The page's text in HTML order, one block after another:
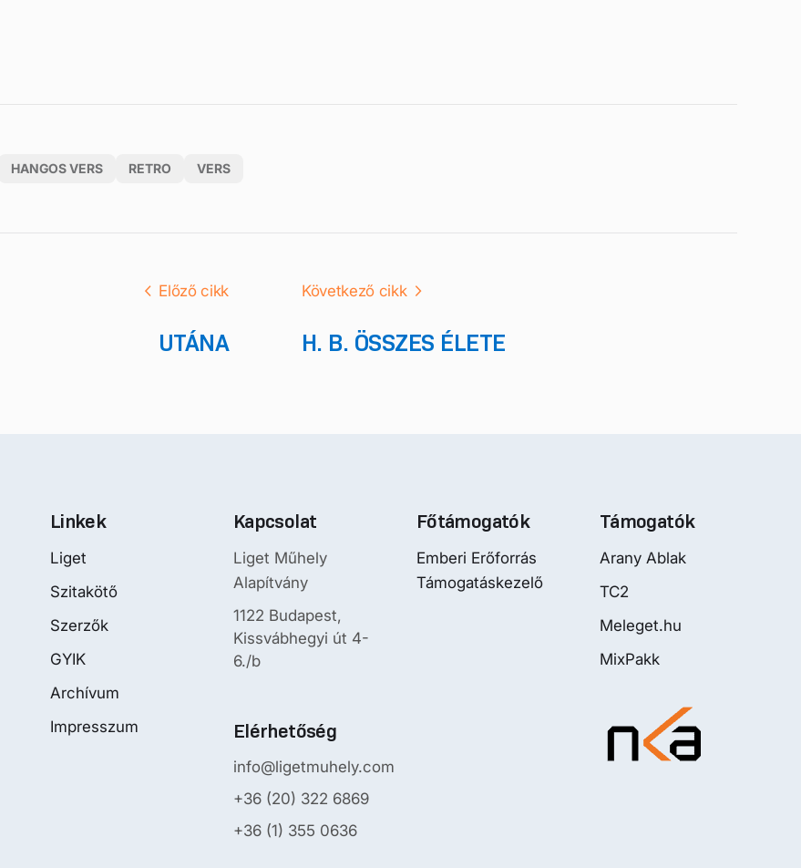
HANGOS VERS RETRO VERS
Előző cikk
UTÁNA
Következő cikk
H. B. ÖSSZES ÉLETE
Linkek
Liget
Szitakötő
Szerzők
GYIK
Archívum
Impresszum
Kapcsolat
Liget Műhely
Alapítvány
1122 Budapest,
Kissvábhegyi út 4-
6./b
Elérhetőség
info@ligetmuhely.com
+36 (20) 322 6869
+36 (1) 355 0636
Főtámogatók
Emberi Erőforrás
Támogatáskezelő
Támogatók
Arany Ablak
TC2
Meleget.hu
MixPakk